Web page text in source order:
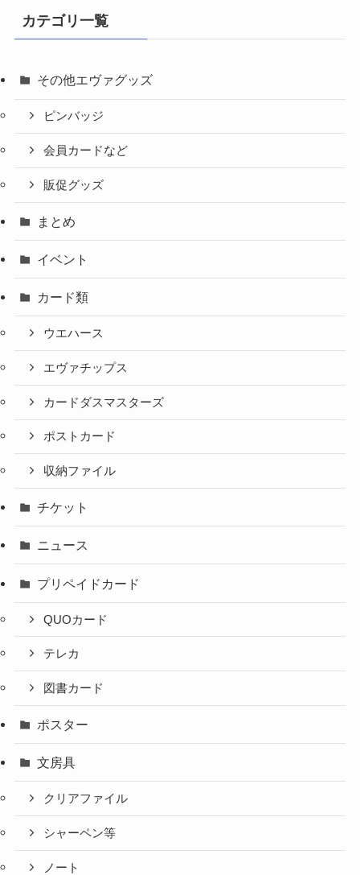
カテゴリ一覧
その他エヴァグッズ
ピンバッジ
会員カードなど
販促グッズ
まとめ
イベント
カード類
ウエハース
エヴァチップス
カードダスマスターズ
ポストカード
収納ファイル
チケット
ニュース
プリペイドカード
QUOカード
テレカ
図書カード
ポスター
文房具
クリアファイル
シャーペン等
ノート